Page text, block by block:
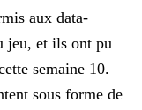
aux data-
jeu, et ils ont pu
semaine 10.
sous forme de